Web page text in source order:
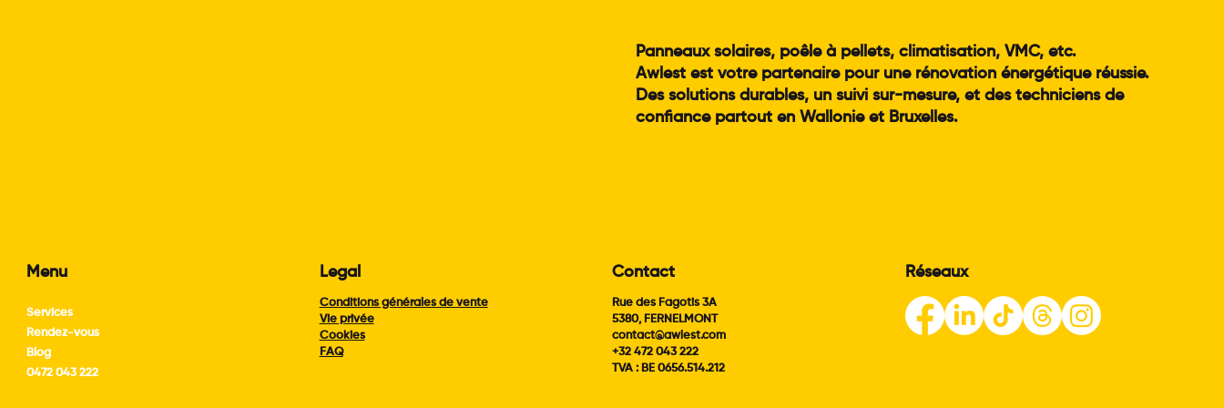
Panneaux solaires, poêle à pellets, climatisation, VMC, etc.
Awlest est votre partenaire pour une rénovation énergétique réussie.
Des solutions durables, un suivi sur-mesure, et des techniciens de
confiance partout en Wallonie et Bruxelles.
Menu
Services
Rendez-vous
Blog
0472 043 222
Legal
Conditions générales de vente
Vie privée
Cookies
FAQ
Contact
Rue des Fagotis 3A
5380, FERNELMONT
contact@awlest.com
+32 472 043 222
TVA : BE 0656.514.212
Réseaux